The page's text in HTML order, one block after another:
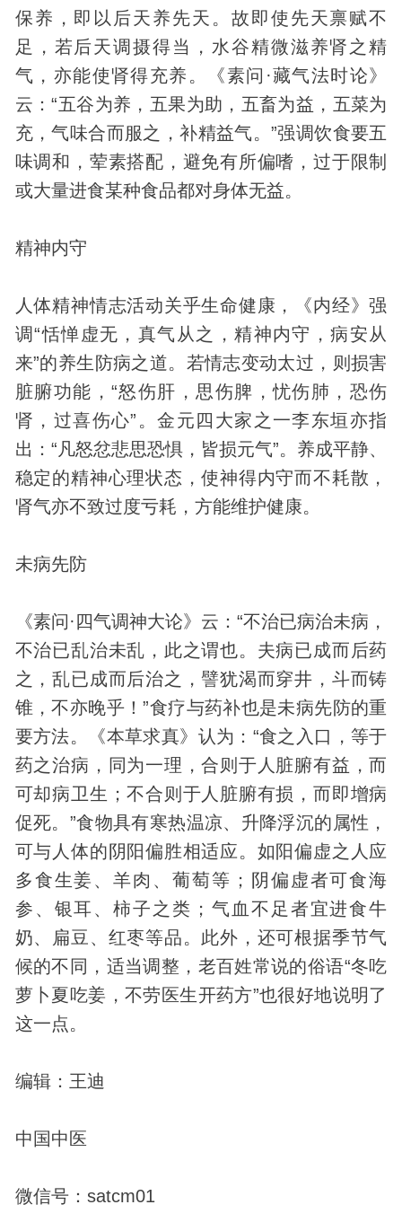
保养，即以后天养先天。故即使先天禀赋不
足，若后天调摄得当，水谷精微滋养肾之精
气，亦能使肾得充养。《素问·藏气法时论》
云：“五谷为养，五果为助，五畜为益，五菜为
充，气味合而服之，补精益气。”强调饮食要五
味调和，荤素搭配，避免有所偏嗜，过于限制
或大量进食某种食品都对身体无益。
精神内守
人体精神情志活动关乎生命健康，《内经》强
调“恬惮虚无，真气从之，精神内守，病安从
来”的养生防病之道。若情志变动太过，则损害
脏腑功能，“怒伤肝，思伤脾，忧伤肺，恐伤
肾，过喜伤心”。金元四大家之一李东垣亦指
出：“凡怒忿悲思恐惧，皆损元气”。养成平静、
稳定的精神心理状态，使神得内守而不耗散，
肾气亦不致过度亏耗，方能维护健康。
未病先防
《素问·四气调神大论》云：“不治已病治未病，
不治已乱治未乱，此之谓也。夫病已成而后药
之，乱已成而后治之，譬犹渴而穿井，斗而铸
锥，不亦晚乎！”食疗与药补也是未病先防的重
要方法。《本草求真》认为：“食之入口，等于
药之治病，同为一理，合则于人脏腑有益，而
可却病卫生；不合则于人脏腑有损，而即增病
促死。”食物具有寒热温凉、升降浮沉的属性，
可与人体的阴阳偏胜相适应。如阳偏虚之人应
多食生姜、羊肉、葡萄等；阴偏虚者可食海
参、银耳、柿子之类；气血不足者宜进食牛
奶、扁豆、红枣等品。此外，还可根据季节气
候的不同，适当调整，老百姓常说的俗语“冬吃
萝卜夏吃姜，不劳医生开药方”也很好地说明了
这一点。
编辑：王迪
中国中医
微信号：satcm01